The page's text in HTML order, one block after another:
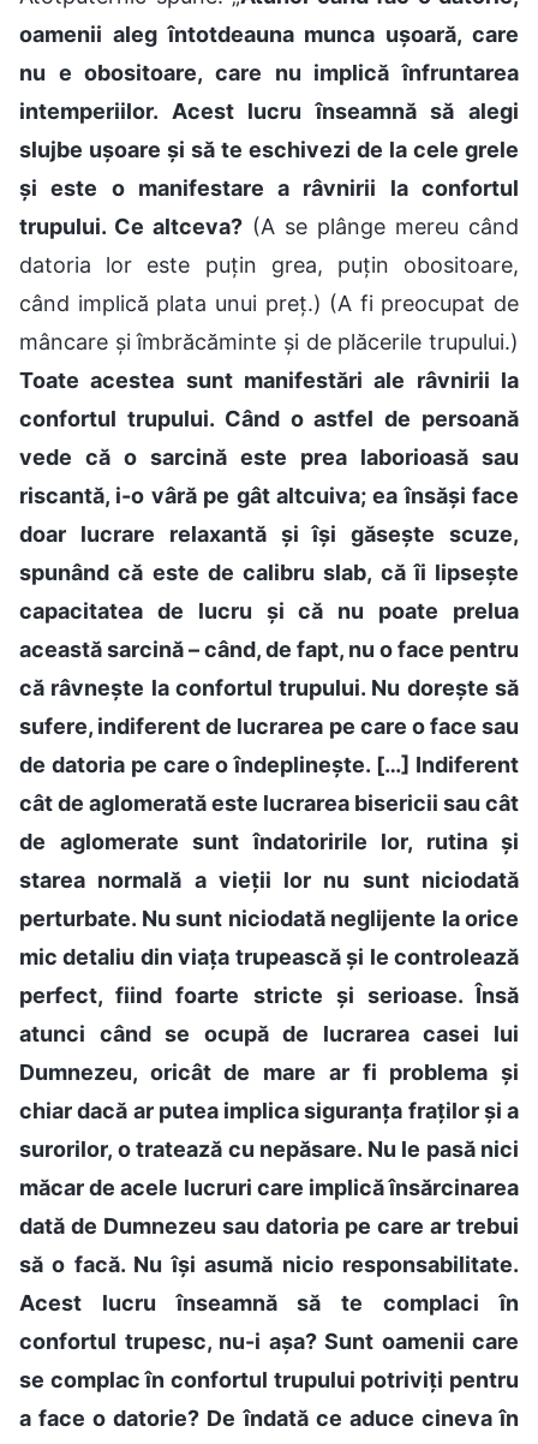
oamenii aleg întotdeauna munca ușoară, care
nu e obositoare, care nu implică înfruntarea
intemperiilor. Acest lucru înseamnă să alegi
slujbe ușoare și să te eschivezi de la cele grele
și este o manifestare a râvnirii la confortul
trupului. Ce altceva? (A se plânge mereu când
datoria lor este puțin grea, puțin obositoare,
când implică plata unui preț.) (A fi preocupat de
mâncare și îmbrăcăminte și de plăcerile trupului.)
Toate acestea sunt manifestări ale râvnirii la
confortul trupului. Când o astfel de persoană
vede că o sarcină este prea laborioasă sau
riscantă, i-o vâră pe gât altcuiva; ea însăși face
doar lucrare relaxantă și își găsește scuze,
spunând că este de calibru slab, că îi lipsește
capacitatea de lucru și că nu poate prelua
această sarcină – când, de fapt, nu o face pentru
că râvnește la confortul trupului. Nu dorește să
sufere, indiferent de lucrarea pe care o face sau
de datoria pe care o îndeplinește. […] Indiferent
cât de aglomerată este lucrarea bisericii sau cât
de aglomerate sunt îndatoririle lor, rutina și
starea normală a vieții lor nu sunt niciodată
perturbate. Nu sunt niciodată neglijente la orice
mic detaliu din viața trupească și le controlează
perfect, fiind foarte stricte și serioase. Însă
atunci când se ocupă de lucrarea casei lui
Dumnezeu, oricât de mare ar fi problema și
chiar dacă ar putea implica siguranța fraților și a
surorilor, o tratează cu nepăsare. Nu le pasă nici
măcar de acele lucruri care implică însărcinarea
dată de Dumnezeu sau datoria pe care ar trebui
să o facă. Nu își asumă nicio responsabilitate.
Acest lucru înseamnă să te complaci în
confortul trupesc, nu-i așa? Sunt oamenii care
se complac în confortul trupului potriviți pentru
a face o datorie? De îndată ce aduce cineva în